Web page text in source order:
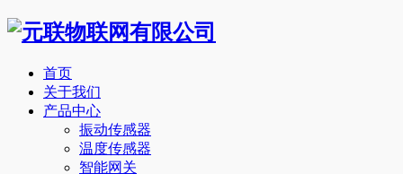
首页
关于我们
产品中心
振动传感器
温度传感器
智能网关